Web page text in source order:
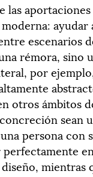
las aportaciones
ayudar
escenarios
rémora, sino
por
otros ámbitos
sean
persona con
perfectamente
mientras